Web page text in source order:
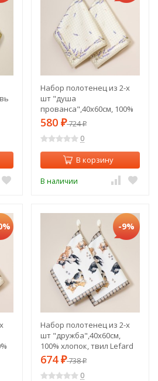
Набор полотенец из 2-х
шт "душа
прованса",40х60см, 100%
хлопок,твил,клетка Lefard
(850-735-64)
580 ₽724₽
0
В корзину
В наличии
-9%
Набор полотенец из 2-х
шт "дружба",40х60см,
100% хлопок, твил Lefard
(850-721-61)
674 ₽738₽
0